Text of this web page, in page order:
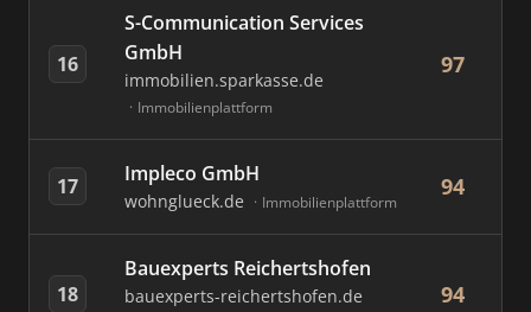
16
S-Communication Services
GmbH
immobilien.sparkasse.de
Immobilienplattform
97
17 Impleco GmbH
wohnglueck.de Immobilienplattform
94
18
Bauexperts Reichertshofen
bauexperts-reichertshofen.de 94